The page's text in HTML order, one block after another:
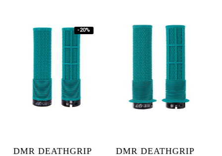
-20%
DMR DEATHGRIP
DMR DEATHGRIP